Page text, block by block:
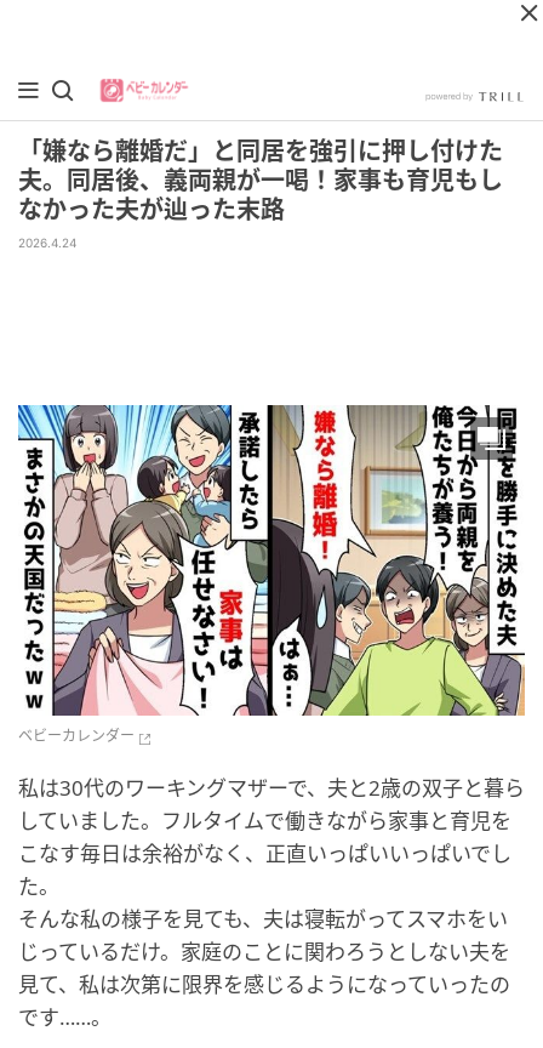
「嫌なら離婚だ」と同居を強引に押し付けた
夫。同居後、義両親が一喝！家事も育児もし
なかった夫が辿った末路
2026.4.24
ベビーカレンダー
私は30代のワーキングマザーで、夫と2歳の双子と暮ら
していました。フルタイムで働きながら家事と育児を
こなす毎日は余裕がなく、正直いっぱいいっぱいでし
た。
そんな私の様子を見ても、夫は寝転がってスマホをい
じっているだけ。家庭のことに関わろうとしない夫を
見て、私は次第に限界を感じるようになっていったの
です……。